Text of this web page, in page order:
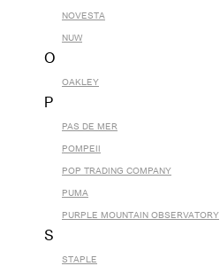
NOVESTA
NUW
O
OAKLEY
P
PAS DE MER
POMPEII
POP TRADING COMPANY
PUMA
PURPLE MOUNTAIN OBSERVATORY
S
STAPLE